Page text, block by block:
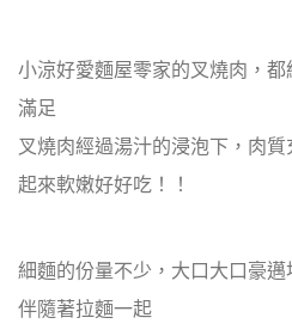
小涼好愛麵屋零家的叉燒肉，
滿足
叉燒肉經過湯汁的浸泡下，肉
起來軟嫩好好吃！！
細麵的份量不少，大口大口豪
伴隨著拉麵一起